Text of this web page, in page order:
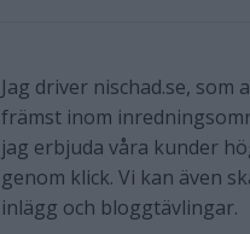
Jag driver nischad.se,
främst inom
jag erbjuda våra kunder
genom klick. Vi kan även
inlägg och bloggtävlingar.